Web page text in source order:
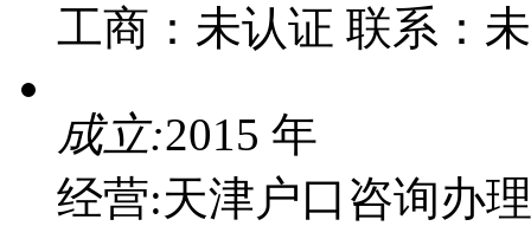
工商： 未认证 联系：
成立:2015 年
经营:天津户口咨询办